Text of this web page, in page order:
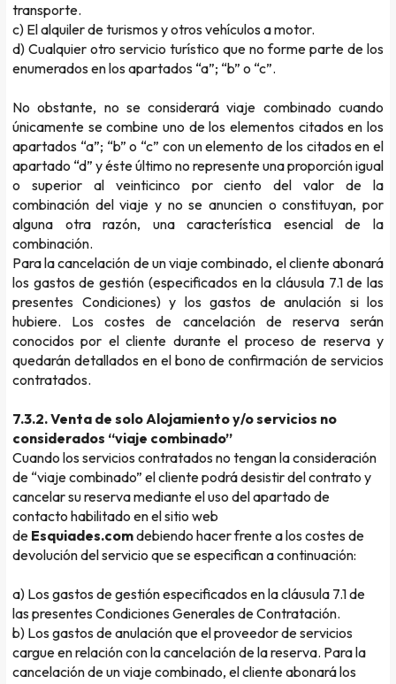
transporte.
c) El alquiler de turismos y otros vehículos a motor.
d) Cualquier otro servicio turístico que no forme parte de los
enumerados en los apartados “a”; “b” o “c”.
No obstante, no se considerará viaje combinado cuando
únicamente se combine uno de los elementos citados en los
apartados “a”; “b” o “c” con un elemento de los citados en el
apartado “d” y éste último no represente una proporción igual
o superior al veinticinco por ciento del valor de la
combinación del viaje y no se anuncien o constituyan, por
alguna otra razón, una característica esencial de la
combinación.
Para la cancelación de un viaje combinado, el cliente abonará
los gastos de gestión (especificados en la cláusula 7.1 de las
presentes Condiciones) y los gastos de anulación si los
hubiere. Los costes de cancelación de reserva serán
conocidos por el cliente durante el proceso de reserva y
quedarán detallados en el bono de confirmación de servicios
contratados.
7.3.2. Venta de solo Alojamiento y/o servicios no
considerados “viaje combinado”
Cuando los servicios contratados no tengan la consideración
de “viaje combinado” el cliente podrá desistir del contrato y
cancelar su reserva mediante el uso del apartado de
contacto habilitado en el sitio web
de Esquiades.comdebiendo hacer frente a los costes de
devolución del servicio que se especifican a continuación:
a) Los gastos de gestiónespecificados en la cláusula 7.1 de
las presentes Condiciones Generales de Contratación.
b) Los gastos de anulaciónque el proveedor de servicios
cargue en relación con la cancelación de la reserva. Para la
cancelación de un viaje combinado, el cliente abonará los